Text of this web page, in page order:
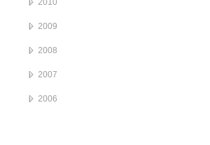
2010
2009
2008
2007
2006